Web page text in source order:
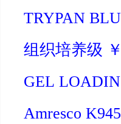
TRYPAN
组织培养级
GEL
Amresco